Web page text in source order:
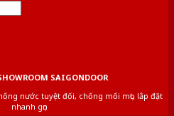
SAIGONDOOR
nước tuyệt đối, chống mối mọt, lắp đặt
nhanh gọn